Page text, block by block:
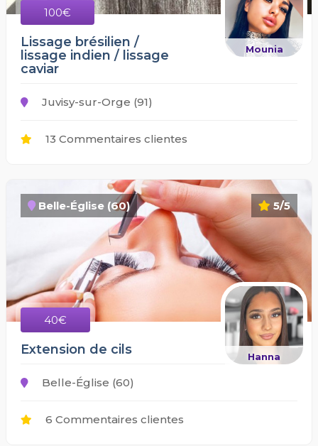
100€
Mounia
Lissage brésilien /
lissage indien / lissage
caviar
Juvisy-sur-Orge (91)
13 Commentaires clientes
5/5
Belle-Église (60)
40€
Hanna
Extension de cils
Belle-Église (60)
6 Commentaires clientes